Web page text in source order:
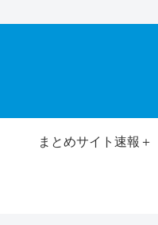
まとめサイト速報＋